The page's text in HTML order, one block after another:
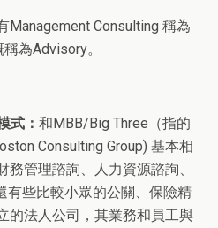
Management Consulting 稱為
為Advisory。
式： 和MBB/Big Three（指的
Consulting Group) 基本相
管理諮詢、人力資源諮詢、
有些比較小眾的公關、保險精
的法人公司，其業務和員工與